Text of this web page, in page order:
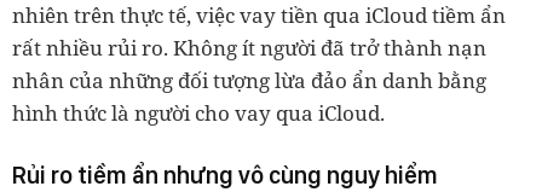
nhiên trên thực tế, việc vay tiền qua iCloud tiềm ẩn
rất nhiều rủi ro. Không ít người đã trở thành nạn
nhân của những đối tượng lừa đảo ẩn danh bằng
hình thức là người cho vay qua iCloud.
Rủi ro tiềm ẩn nhưng vô cùng nguy hiểm